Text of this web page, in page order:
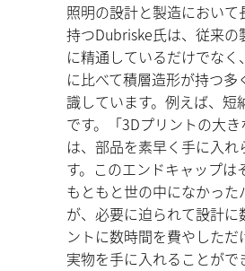
照明の設計と製造において
持つDubriske氏は、従来の
に精通しているだけでなく
に比べて積層造形が持つ多
識しています。例えば、短
です。「3Dプリントの大
は、部品を素早く手に入れ
す。このエンドキャップは
もともと世の中になかった
が、必要に迫られて設計に
ントに数時間を費やしただ
実物を手に入れることがで